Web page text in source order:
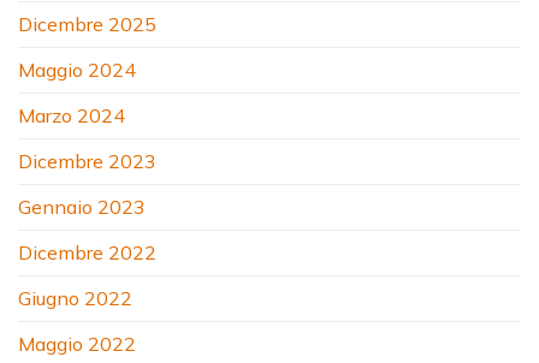
Dicembre 2025
Maggio 2024
Marzo 2024
Dicembre 2023
Gennaio 2023
Dicembre 2022
Giugno 2022
Maggio 2022